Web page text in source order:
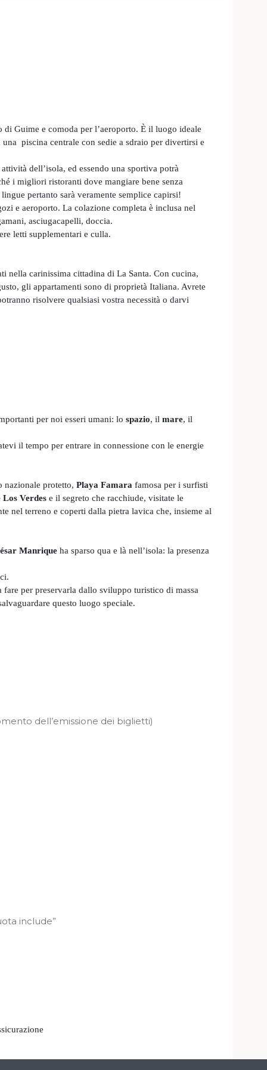
Guime e comoda per l’aeroporto. È il luogo ideale
piscina centrale con sedie a sdraio per divertirsi e
dell’isola, ed essendo una sportiva potrà
i migliori ristoranti dove mangiare bene senza
pertanto sarà veramente semplice capirsi!
e aeroporto. La colazione completa è inclusa nel
asciugacapelli, doccia.
letti supplementari e culla.
nella carinissima cittadina di La Santa. Con cucina,
gli appartamenti sono di proprietà Italiana. Avrete
risolvere qualsiasi vostra necessità o darvi
per noi esseri umani: lo spazio, il mare, il
il tempo per entrare in connessione con le energie
nazionale protetto, Playa Famara famosa per i surfisti
Los Verdes e il segreto che racchiude, visitate le
nel terreno e coperti dalla pietra lavica che, insieme al
Manrique ha sparso qua e là nell’isola: la presenza
per preservarla dallo sviluppo turistico di massa
questo luogo speciale.
dell’emissione dei biglietti)
include”